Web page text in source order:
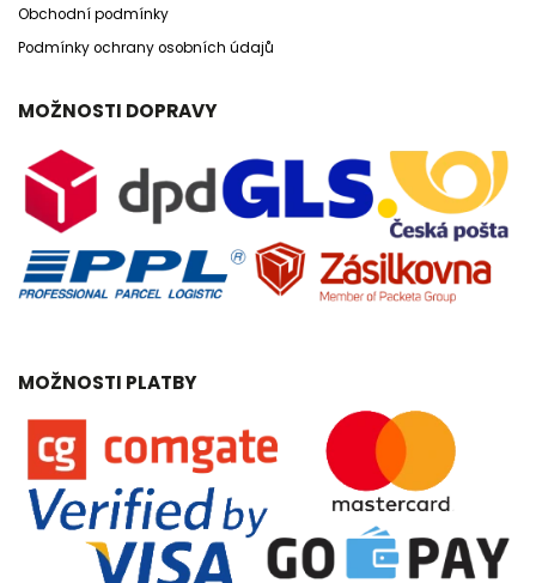
Obchodní podmínky
Podmínky ochrany osobních údajů
MOŽNOSTI DOPRAVY
MOŽNOSTI PLATBY